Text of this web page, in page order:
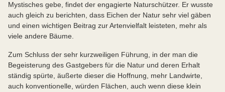
Mystisches gebe, findet der engagierte Naturschützer. Er wusste
auch gleich zu berichten, dass Eichen der Natur sehr viel gäben
und einen wichtigen Beitrag zur Artenvielfalt leisteten, mehr als
viele andere Bäume.
Zum Schluss der sehr kurzweiligen Führung, in der man die
Begeisterung des Gastgebers für die Natur und deren Erhalt
ständig spürte, äußerte dieser die Hoffnung, mehr Landwirte,
auch konventionelle, würden Flächen, auch wenn diese klein